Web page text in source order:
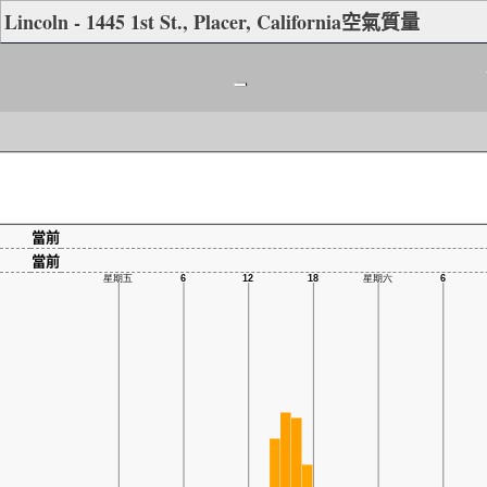
Lincoln - 1445 1st St., Placer, California空氣質量
-
當前
當前